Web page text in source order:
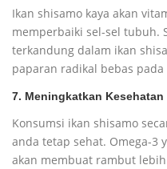
Ikan shisamo kaya akan
memperbaiki sel-sel tubuh.
terkandung dalam ikan
paparan radikal bebas
7. Meningkatkan Kesehatan
Konsumsi ikan shisamo
anda tetap sehat. Omega-3
akan membuat rambut